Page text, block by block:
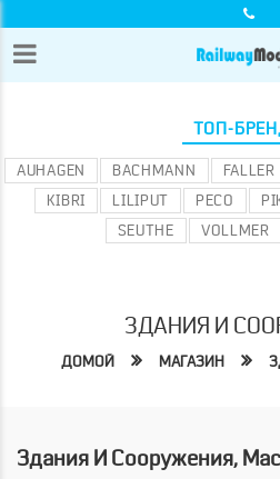
ТОП-
AUHAGEN BACHMANN FALLER
KIBRI
LILIPUT PECO
SEUTHE
VOLLMER
ЗДАНИЯ И
ДОМОЙ МАГАЗИН
Здания И Сооружения,